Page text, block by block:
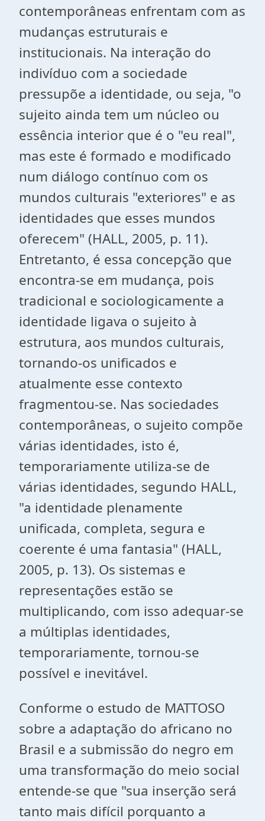
contemporâneas enfrentam com as
mudanças estruturais e
institucionais. Na interação do
indivíduo com a sociedade
pressupõe a identidade, ou seja, "o
sujeito ainda tem um núcleo ou
essência interior que é o "eu real",
mas este é formado e modificado
num diálogo contínuo com os
mundos culturais "exteriores" e as
identidades que esses mundos
oferecem" (HALL, 2005, p. 11).
Entretanto, é essa concepção que
encontra-se em mudança, pois
tradicional e sociologicamente a
identidade ligava o sujeito à
estrutura, aos mundos culturais,
tornando-os unificados e
atualmente esse contexto
fragmentou-se. Nas sociedades
contemporâneas, o sujeito compõe
várias identidades, isto é,
temporariamente utiliza-se de
várias identidades, segundo HALL,
"a identidade plenamente
unificada, completa, segura e
coerente é uma fantasia" (HALL,
2005, p. 13). Os sistemas e
representações estão se
multiplicando, com isso adequar-se
a múltiplas identidades,
temporariamente, tornou-se
possível e inevitável.
Conforme o estudo de MATTOSO
sobre a adaptação do africano no
Brasil e a submissão do negro em
uma transformação do meio social
entende-se que "sua inserção será
tanto mais difícil porquanto a